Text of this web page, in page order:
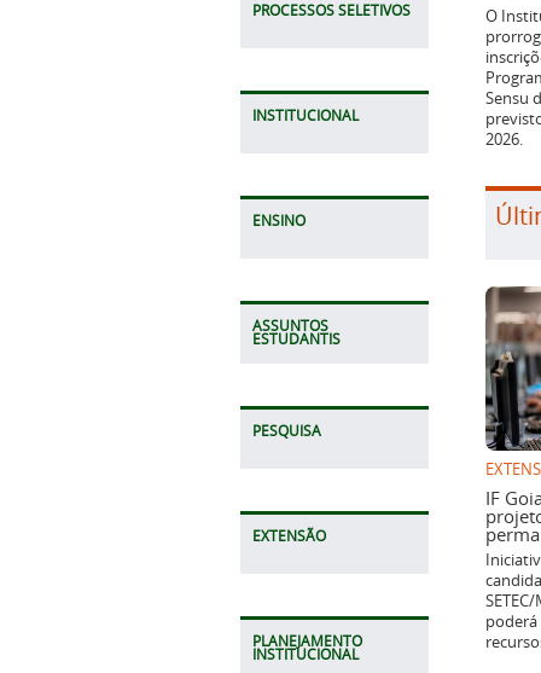
PROCESSOS SELETIVOS
INSTITUCIONAL
ENSINO
ASSUNTOS
ESTUDANTIS
PESQUISA
EXTENSÃO
PLANEJAMENTO
INSTITUCIONAL
O
Sensu
2026.
IF
poderá